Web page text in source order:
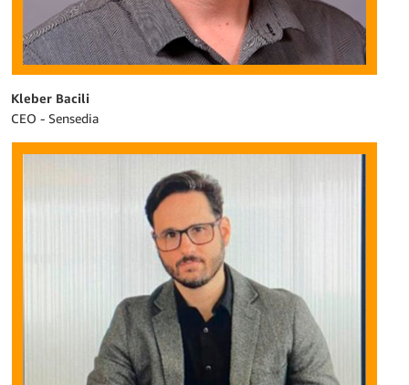
Kleber Bacili
CEO - Sensedia